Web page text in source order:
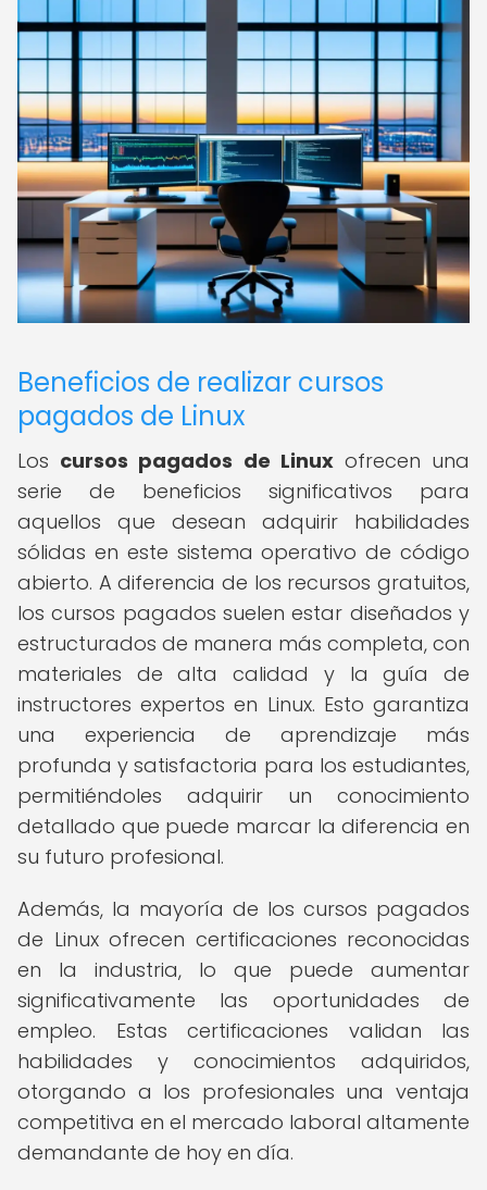
Beneficios de realizar cursos
pagados de Linux
Los cursos pagados de Linuxofrecen una
serie de beneficios significativos para
aquellos que desean adquirir habilidades
sólidas en este sistema operativo de código
abierto. A diferencia de los recursos gratuitos,
los cursos pagados suelen estar diseñados y
estructurados de manera más completa, con
materiales de alta calidad y la guía de
instructores expertos en Linux. Esto garantiza
una experiencia de aprendizaje más
profunda y satisfactoria para los estudiantes,
permitiéndoles adquirir un conocimiento
detallado que puede marcar la diferencia en
su futuro profesional.
Además, la mayoría de los cursos pagados
de Linux ofrecen certificaciones reconocidas
en la industria, lo que puede aumentar
significativamente las oportunidades de
empleo. Estas certificaciones validan las
habilidades y conocimientos adquiridos,
otorgando a los profesionales una ventaja
competitiva en el mercado laboral altamente
demandante de hoy en día.